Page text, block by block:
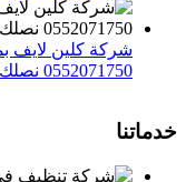
0552071750 نصلك اينما كنت
خدماتنا